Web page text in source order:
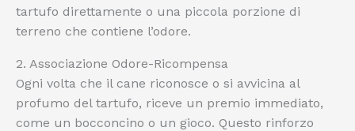
tartufo direttamente o una piccola porzione di
terreno che contiene l’odore.
2. Associazione Odore-Ricompensa
Ogni volta che il cane riconosce o si avvicina al
profumo del tartufo, riceve un premio immediato,
come un bocconcino o un gioco. Questo rinforzo